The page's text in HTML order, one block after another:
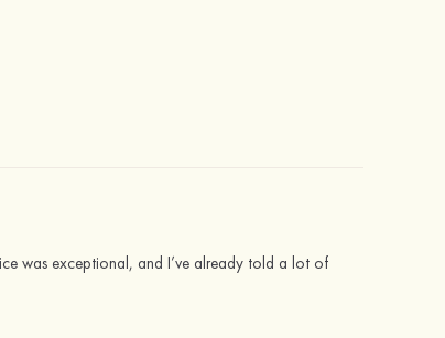
was exceptional, and I’ve already told a lot of